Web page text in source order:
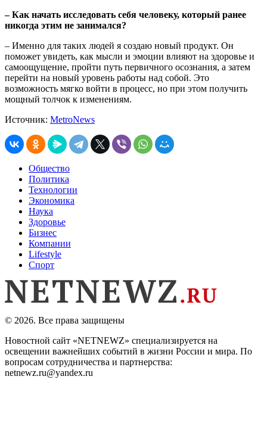
– Как начать исследовать себя человеку, который ранее
никогда этим не занимался?
– Именно для таких людей я создаю новый продукт. Он
поможет увидеть, как мысли и эмоции влияют на здоровье и
самоощущение, пройти путь первичного осознания, а затем
перейти на новый уровень работы над собой. Это
возможность мягко войти в процесс, но при этом получить
мощный толчок к изменениям.
Источник: MetroNews
Общество
Политика
Технологии
Экономика
Наука
Здоровье
Бизнес
Компании
Lifestyle
Спорт
© 2026. Все права защищены
Новостной сайт «NETNEWZ» специализируется на
освещении важнейших событий в жизни России и мира. По
вопросам сотрудничества и партнерства:
netnewz.ru@yandex.ru